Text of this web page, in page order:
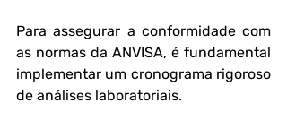
Para assegurar a conformidade com
as normas da ANVISA, é fundamental
implementar um cronograma rigoroso
de análises laboratoriais.